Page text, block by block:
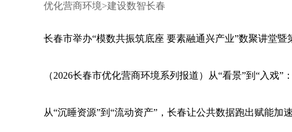
优化营商环境>建设数智长春
长春市举办“模数共振筑底座 要素融通兴产业”数聚讲堂
（2026长春市优化营商环境系列报道）从“看景”到“入戏”
从“沉睡资源”到“流动资产”，长春让公共数据跑出赋能加